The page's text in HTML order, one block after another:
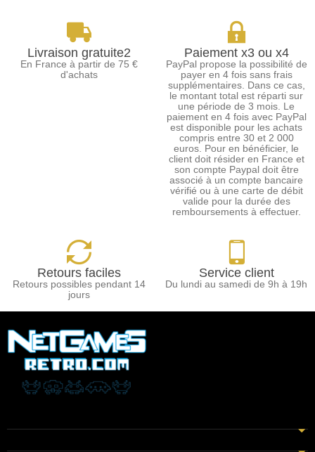
Livraison gratuite2
En France à partir de 75 €
d'achats
Paiement x3 ou x4
PayPal propose la possibilité de
payer en 4 fois sans frais
supplémentaires. Dans ce cas,
le montant total est réparti sur
une période de 3 mois. Le
paiement en 4 fois avec PayPal
est disponible pour les achats
compris entre 30 et 2 000
euros. Pour en bénéficier, le
client doit résider en France et
son compte Paypal doit être
associé à un compte bancaire
vérifié ou à une carte de débit
valide pour la durée des
remboursements à effectuer.
Retours faciles
Retours possibles pendant 14
jours
Service client
Du lundi au samedi de 9h à 19h